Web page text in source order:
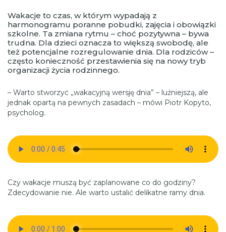
Wakacje to czas, w którym wypadają z
harmonogramu poranne pobudki, zajęcia i obowiązki
szkolne. Ta zmiana rytmu – choć pozytywna – bywa
trudna. Dla dzieci oznacza to większą swobodę, ale
też potencjalne rozregulowanie dnia. Dla rodziców –
często konieczność przestawienia się na nowy tryb
organizacji życia rodzinnego.
– Warto stworzyć „wakacyjną wersję dnia” – luźniejszą, ale
jednak opartą na pewnych zasadach – mówi Piotr Kopyto,
psycholog.
Czy wakacje muszą być zaplanowane co do godziny?
Zdecydowanie nie. Ale warto ustalić delikatne ramy dnia.